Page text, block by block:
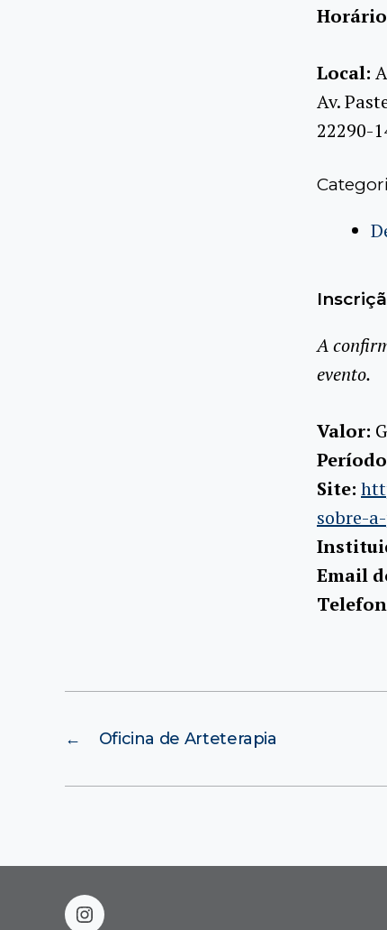
Local:
Av.
22290-
A
evento.
Valor:
Site:
sobre-
Email
← Oficina de Arteterapia